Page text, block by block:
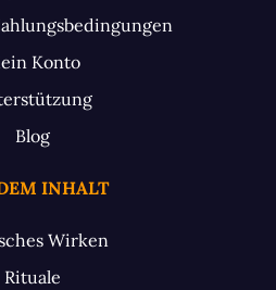
Konto
Blog
INHALT
Wirken
Rituale